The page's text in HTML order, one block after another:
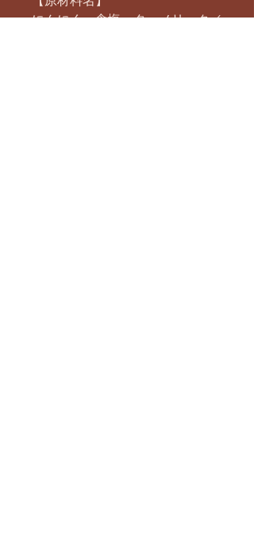
にんにく、食塩、ターメリック／